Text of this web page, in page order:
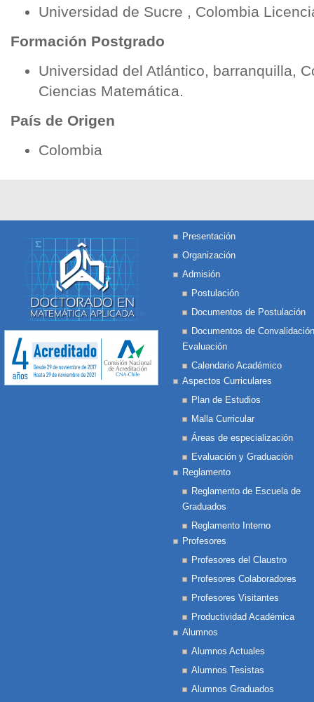
Universidad de Sucre , Colombia
Formación Postgrado
Universidad del Atlántico, barranquilla,
Ciencias Matemática.
País de Origen
Colombia
Presentación
Organización
Admisión
Postulación
Documentos de Postulación
Documentos de
Evaluación
Calendario Académico
Aspectos Curriculares
Plan de Estudios
Malla Curricular
Áreas de especialización
Evaluación y Graduación
Reglamento
Reglamento de Escuela de
Graduados
Reglamento Interno
Profesores
Profesores del Claustro
Profesores Colaboradores
Profesores Visitantes
Productividad Académica
Alumnos
Alumnos Actuales
Alumnos Tesistas
Alumnos Graduados